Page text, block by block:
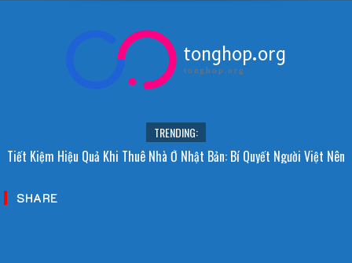
tonghop.org
tonghop.org
TRENDING:
Tiết Kiệm Hiệu Quả Khi Thuê Nhà Ở Nhật Bản: Bí Quyết Người Việt Nên
SHARE